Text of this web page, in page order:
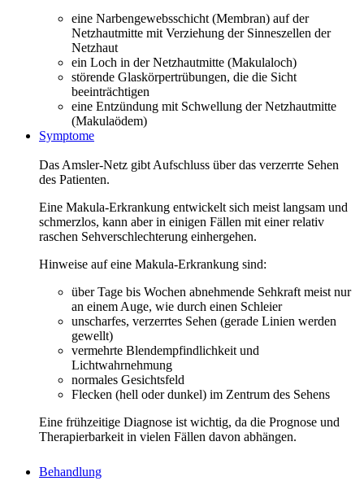
eine Narbengewebsschicht (Membran) auf der
Netzhautmitte mit Verziehung der Sinneszellen der
Netzhaut
ein Loch in der Netzhautmitte (Makulaloch)
störende Glaskörpertrübungen, die die Sicht
beeinträchtigen
eine Entzündung mit Schwellung der Netzhautmitte
(Makulaödem)
Symptome
Das Amsler-Netz gibt Aufschluss über das verzerrte Sehen
des Patienten.
Eine Makula-Erkrankung entwickelt sich meist langsam und
schmerzlos, kann aber in einigen Fällen mit einer relativ
raschen Sehverschlechterung einhergehen.
Hinweise auf eine Makula-Erkrankung sind:
über Tage bis Wochen abnehmende Sehkraft meist nur
an einem Auge, wie durch einen Schleier
unscharfes, verzerrtes Sehen (gerade Linien werden
gewellt)
vermehrte Blendempfindlichkeit und
Lichtwahrnehmung
normales Gesichtsfeld
Flecken (hell oder dunkel) im Zentrum des Sehens
Eine frühzeitige Diagnose ist wichtig, da die Prognose und
Therapierbarkeit in vielen Fällen davon abhängen.
Behandlung